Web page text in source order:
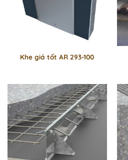
Khe giá tốt AR 293-100